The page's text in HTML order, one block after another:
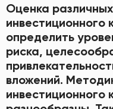
Оценка
инвестиционного
определить
риска,
вложений.
инвестиционного